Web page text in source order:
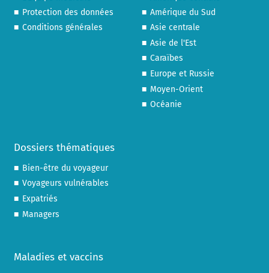
Protection des données
Conditions générales
Amérique du Sud
Asie centrale
Asie de l'Est
Caraïbes
Europe et Russie
Moyen-Orient
Océanie
Dossiers thématiques
Bien-être du voyageur
Voyageurs vulnérables
Expatriés
Managers
Maladies et vaccins